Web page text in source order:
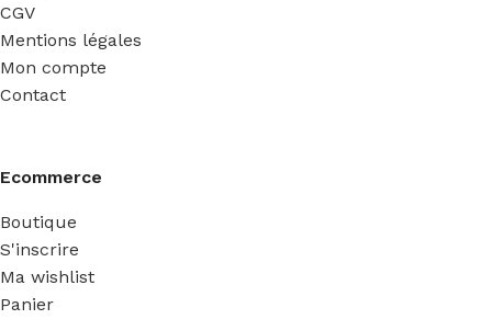
CGV
Mentions légales
Mon compte
Contact
Ecommerce
Boutique
S'inscrire
Ma wishlist
Panier